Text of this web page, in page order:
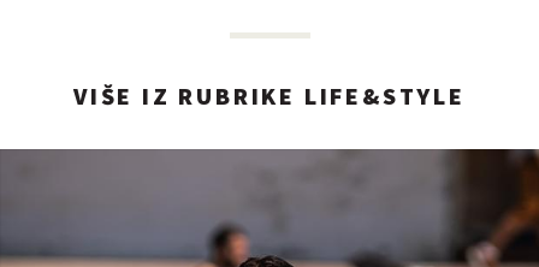
VIŠE IZ RUBRIKE LIFE&STYLE